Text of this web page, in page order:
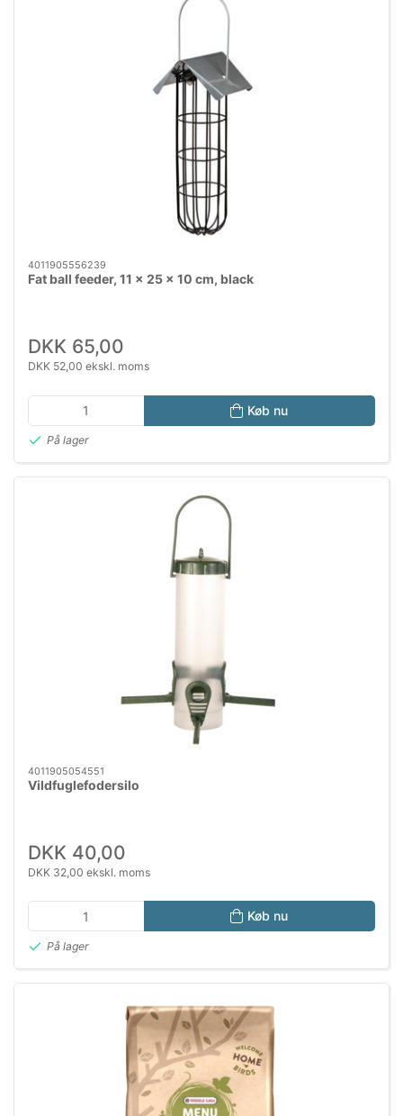
4011905556239
Fat ball feeder, 11 × 25 × 10 cm, black
DKK 65,00
DKK 52,00 ekskl. moms
Køb nu
På lager
4011905054551
Vildfuglefodersilo
DKK 40,00
DKK 32,00 ekskl. moms
Køb nu
På lager